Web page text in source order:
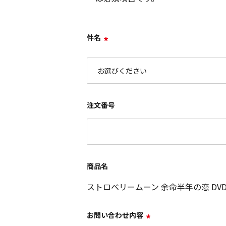
件名 *
注文番号
商品名
ストロベリームーン 余命半年の恋
お問い合わせ内容 *